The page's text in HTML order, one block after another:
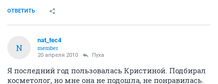
Пуха
guru
Девочки. а кто-нибудь дома Кристиной израильской